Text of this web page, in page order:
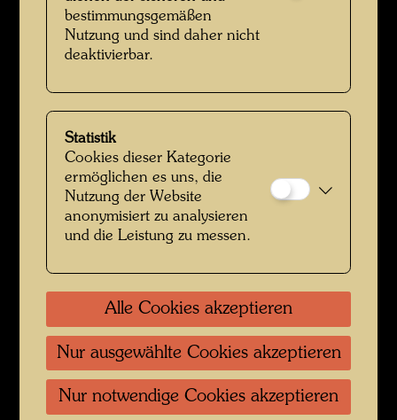
Fassadenausschnitt mit Stoffbahn
bestimmungsgemäßen
Nutzung und sind daher nicht
deaktivierbar.
Statistik
Cookies dieser Kategorie
ermöglichen es uns, die
Nutzung der Website
anonymisiert zu analysieren
und die Leistung zu messen.
Alle Cookies akzeptieren
Nur ausgewählte Cookies akzeptieren
Nur notwendige Cookies akzeptieren